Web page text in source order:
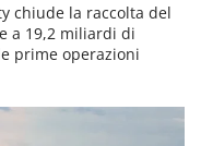
chiude la raccolta del
a 19,2 miliardi di
prime operazioni